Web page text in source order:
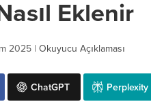
Eklenir
2025 | Okuyucu Açıklaması
ChatGPT Perplexity